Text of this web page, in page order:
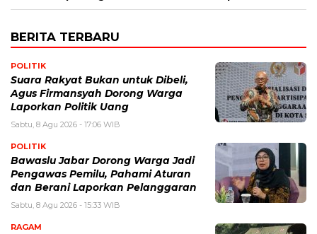
BERITA TERBARU
POLITIK
Suara Rakyat Bukan untuk Dibeli,
Agus Firmansyah Dorong Warga
Laporkan Politik Uang
Sabtu, 8 Agu 2026 - 17:06 WIB
POLITIK
Bawaslu Jabar Dorong Warga Jadi
Pengawas Pemilu, Pahami Aturan
dan Berani Laporkan Pelanggaran
Sabtu, 8 Agu 2026 - 15:33 WIB
RAGAM